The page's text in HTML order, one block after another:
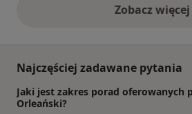
Zobacz więcej
opinie
Najczęściej zadawane pytania
Jaki jest zakres porad oferowanych
Orleański?